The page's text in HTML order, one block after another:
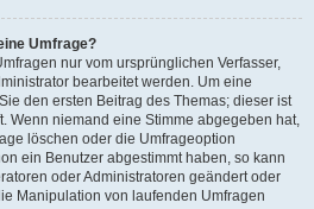
Umfrage?
nur vom ursprünglichen Verfasser,
bearbeitet werden. Um eine
den ersten Beitrag des Themas; dieser ist
Wenn niemand eine Stimme abgegeben hat,
löschen oder die Umfrageoption
ein Benutzer abgestimmt haben, so kann
oder Administratoren geändert oder
Manipulation von laufenden Umfragen